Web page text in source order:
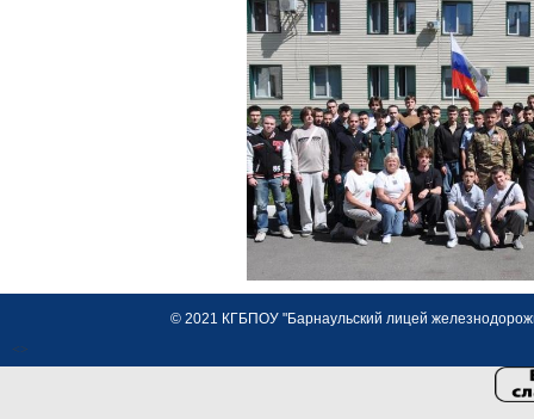
© 2021 КГБПОУ "Барнаульский лицей
<>